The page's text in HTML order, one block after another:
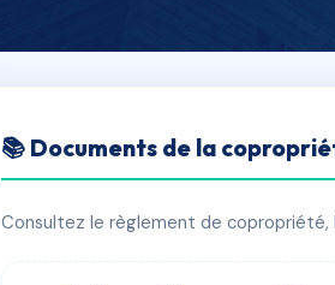
150 bis rue
📍 150B r legendre 75017 Paris
📚 Documents de la
Consultez le règlement de copropriété,